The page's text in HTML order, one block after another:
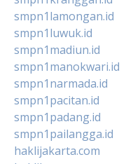
smpn1lamongan.id
smpn1luwuk.id
smpn1madiun.id
smpn1manokwari.id
smpn1narmada.id
smpn1pacitan.id
smpn1padang.id
smpn1pailangga.id
haklijakarta.com